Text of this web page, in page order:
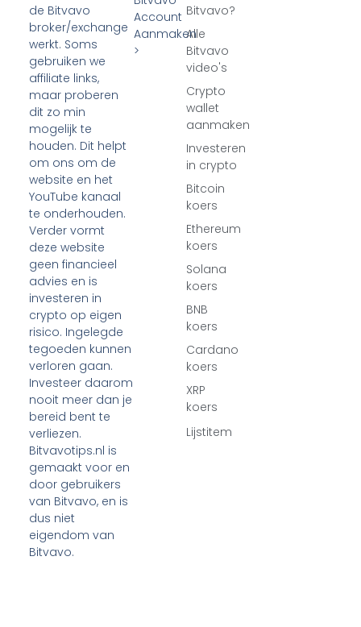
de Bitvavo
broker/exchange
werkt. Soms
gebruiken we
affiliate links,
maar proberen
dit zo min
mogelijk te
houden. Dit helpt
om ons om de
website en het
YouTube kanaal
te onderhouden.
Verder vormt
deze website
geen financieel
advies en is
investeren in
crypto op eigen
risico. Ingelegde
tegoeden kunnen
verloren gaan.
Investeer daarom
nooit meer dan je
bereid bent te
verliezen.
Bitvavotips.nl is
gemaakt voor en
door gebruikers
van Bitvavo, en is
dus niet
eigendom van
Bitvavo.
Bitvavo?
Alle
Bitvavo
video's
Crypto
wallet
aanmaken
Investeren
in crypto
Bitcoin
koers
Ethereum
koers
Solana
koers
BNB
koers
Cardano
koers
XRP
koers
Lijstitem
Account
Aanmaken
>